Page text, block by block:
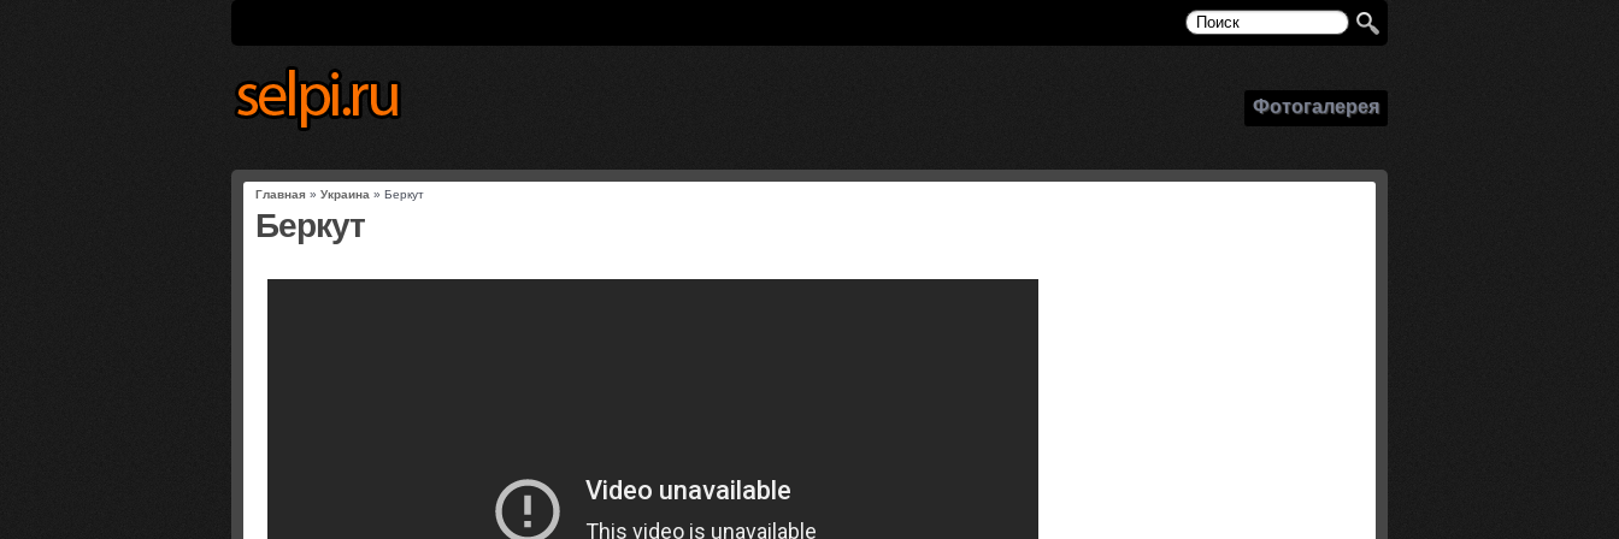
Фотогалерея
Главная » Украина » Беркут
Беркут